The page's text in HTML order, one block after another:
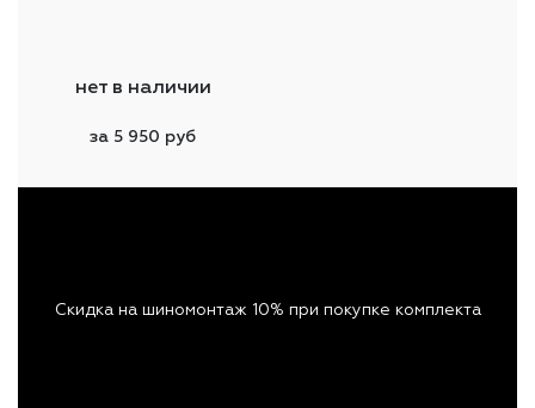
нет в наличии
за 5 950 руб
Скидка на шиномонтаж 10% при покупке комплекта